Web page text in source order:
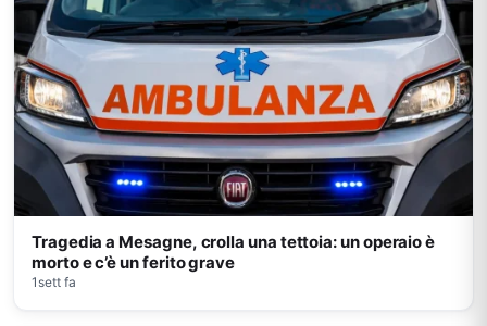
Tragedia a Mesagne, crolla una tettoia: un operaio è
morto e c’è un ferito grave
1sett fa